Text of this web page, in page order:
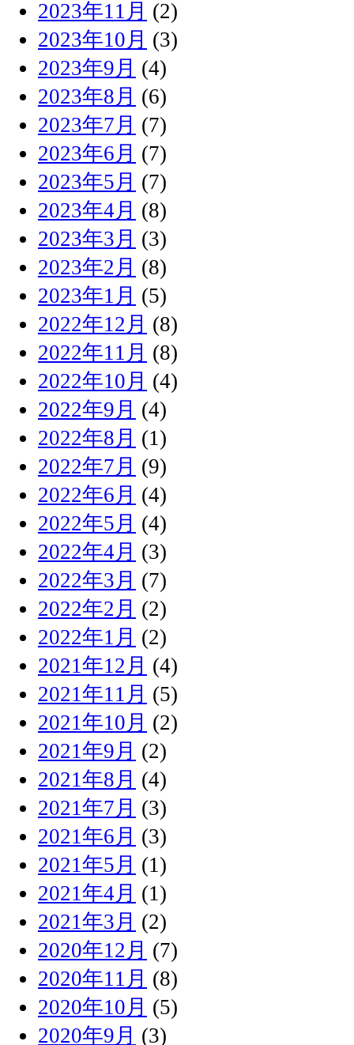
2023年11月 (2)
2023年10月 (3)
2023年9月 (4)
2023年8月 (6)
2023年7月 (7)
2023年6月 (7)
2023年5月 (7)
2023年4月 (8)
2023年3月 (3)
2023年2月 (8)
2023年1月 (5)
2022年12月 (8)
2022年11月 (8)
2022年10月 (4)
2022年9月 (4)
2022年8月 (1)
2022年7月 (9)
2022年6月 (4)
2022年5月 (4)
2022年4月 (3)
2022年3月 (7)
2022年2月 (2)
2022年1月 (2)
2021年12月 (4)
2021年11月 (5)
2021年10月 (2)
2021年9月 (2)
2021年8月 (4)
2021年7月 (3)
2021年6月 (3)
2021年5月 (1)
2021年4月 (1)
2021年3月 (2)
2020年12月 (7)
2020年11月 (8)
2020年10月 (5)
2020年9月 (3)